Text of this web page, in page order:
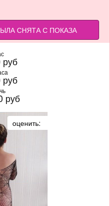
СНЯТА С ПОКАЗА
руб
руб
руб
оценить: